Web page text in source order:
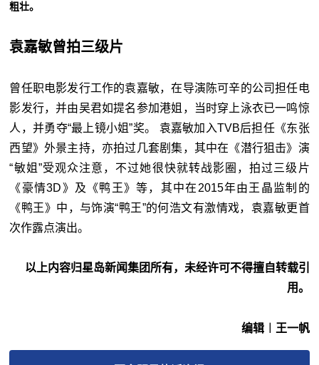
粗壮。
袁嘉敏曾拍三级片
曾任职电影发行工作的袁嘉敏，在导演陈可辛的公司担任电
影发行，并由吴君如提名参加港姐，当时穿上泳衣已一鸣惊
人，并勇夺“最上镜小姐”奖。 袁嘉敏加入TVB后担任《东张
西望》外景主持，亦拍过几套剧集，其中在《潜行狙击》演
“敏姐”受观众注意，不过她很快就转战影圈，拍过三级片
《豪情3D》及《鸭王》等，其中在2015年由王晶监制的
《鸭王》中，与饰演“鸭王”的何浩文有激情戏，袁嘉敏更首
次作露点演出。
以上内容归星岛新闻集团所有，未经许可不得擅自转载引
用。
编辑︱王一帆